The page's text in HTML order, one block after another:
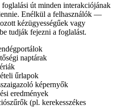
út minden interakciójának
Enélkül a felhasználók —
kézügyességűek vagy
tudják fejezni a foglalást.
naptárak
űrlapok
képernyők
eredmények
(pl. kerekesszékes